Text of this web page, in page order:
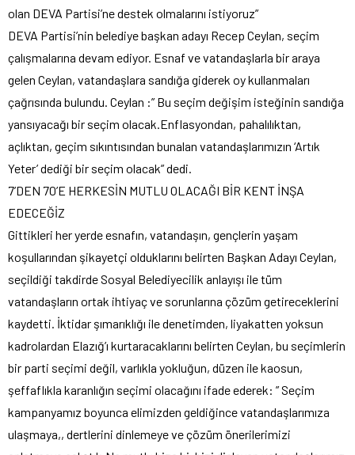
olan DEVA Partisi’ne destek olmalarını istiyoruz”
DEVA Partisi’nin belediye başkan adayı Recep Ceylan, seçim
çalışmalarına devam ediyor. Esnaf ve vatandaşlarla bir araya
gelen Ceylan, vatandaşlara sandığa giderek oy kullanmaları
çağrısında bulundu. Ceylan :” Bu seçim değişim isteğinin sandığa
yansıyacağı bir seçim olacak.Enflasyondan, pahalılıktan,
açlıktan, geçim sıkıntısından bunalan vatandaşlarımızın ‘Artık
Yeter’ dediği bir seçim olacak” dedi.
7’DEN 70’E HERKESİN MUTLU OLACAĞI BİR KENT İNŞA
EDECEĞİZ
Gittikleri her yerde esnafın, vatandaşın, gençlerin yaşam
koşullarından şikayetçi olduklarını belirten Başkan Adayı Ceylan,
seçildiği takdirde Sosyal Belediyecilik anlayışı ile tüm
vatandaşların ortak ihtiyaç ve sorunlarına çözüm getireceklerini
kaydetti. İktidar şımarıklığı ile denetimden, liyakatten yoksun
kadrolardan Elazığ’ı kurtaracaklarını belirten Ceylan, bu seçimlerin
bir parti seçimi değil, varlıkla yokluğun, düzen ile kaosun,
şeffaflıkla karanlığın seçimi olacağını ifade ederek: ” Seçim
kampanyamız boyunca elimizden geldiğince vatandaşlarımıza
ulaşmaya,, dertlerini dinlemeye ve çözüm önerilerimizi